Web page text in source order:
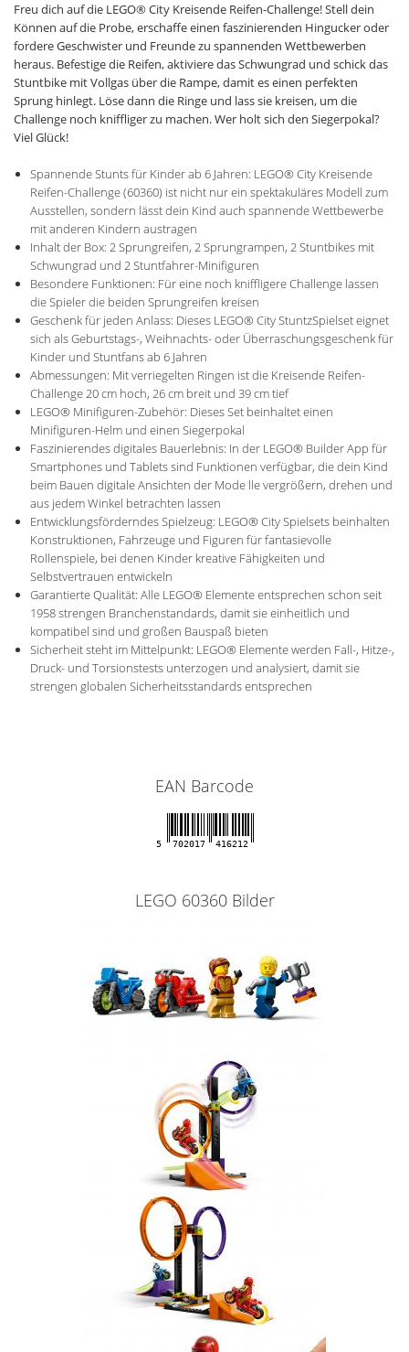
Freu dich auf die LEGO® City Kreisende Reifen-Challenge! Stell dein
Können auf die Probe, erschaffe einen faszinierenden Hingucker oder
fordere Geschwister und Freunde zu spannenden Wettbewerben
heraus. Befestige die Reifen, aktiviere das Schwungrad und schick das
Stuntbike mit Vollgas über die Rampe, damit es einen perfekten
Sprung hinlegt. Löse dann die Ringe und lass sie kreisen, um die
Challenge noch kniffliger zu machen. Wer holt sich den Siegerpokal?
Viel Glück!
Spannende Stunts für Kinder ab 6 Jahren: LEGO® City Kreisende
Reifen-Challenge (60360) ist nicht nur ein spektakuläres Modell zum
Ausstellen, sondern lässt dein Kind auch spannende Wettbewerbe
mit anderen Kindern austragen
Inhalt der Box: 2 Sprungreifen, 2 Sprungrampen, 2 Stuntbikes mit
Schwungrad und 2 Stuntfahrer-Minifiguren
Besondere Funktionen: Für eine noch kniffligere Challenge lassen
die Spieler die beiden Sprungreifen kreisen
Geschenk für jeden Anlass: Dieses LEGO® City StuntzSpielset eignet
sich als Geburtstags-, Weihnachts- oder Überraschungsgeschenk für
Kinder und Stuntfans ab 6 Jahren
Abmessungen: Mit verriegelten Ringen ist die Kreisende Reifen-
Challenge 20 cm hoch, 26 cm breit und 39 cm tief
LEGO® Minifiguren-Zubehör: Dieses Set beinhaltet einen
Minifiguren-Helm und einen Siegerpokal
Faszinierendes digitales Bauerlebnis: In der LEGO® Builder App für
Smartphones und Tablets sind Funktionen verfügbar, die dein Kind
beim Bauen digitale Ansichten der Mode lle vergrößern, drehen und
aus jedem Winkel betrachten lassen
Entwicklungsförderndes Spielzeug: LEGO® City Spielsets beinhalten
Konstruktionen, Fahrzeuge und Figuren für fantasievolle
Rollenspiele, bei denen Kinder kreative Fähigkeiten und
Selbstvertrauen entwickeln
Garantierte Qualität: Alle LEGO® Elemente entsprechen schon seit
1958 strengen Branchenstandards, damit sie einheitlich und
kompatibel sind und großen Bauspaß bieten
Sicherheit steht im Mittelpunkt: LEGO® Elemente werden Fall-, Hitze-,
Druck- und Torsionstests unterzogen und analysiert, damit sie
strengen globalen Sicherheitsstandards entsprechen
EAN Barcode
5 702017 416212
LEGO 60360 Bilder